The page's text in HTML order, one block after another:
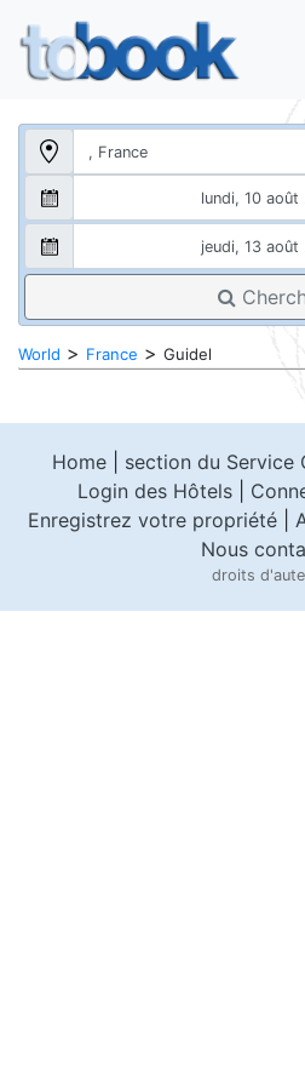
World > France > Guidel
Home| section du Service
Login des Hôtels
Enregistrez votre propriété|
Nous
droits